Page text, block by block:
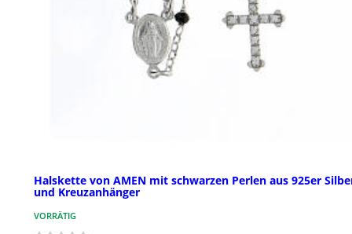
Halskette von AMEN mit schwarzen Perlen aus 925er
und Kreuzanhänger
VORRÄTIG